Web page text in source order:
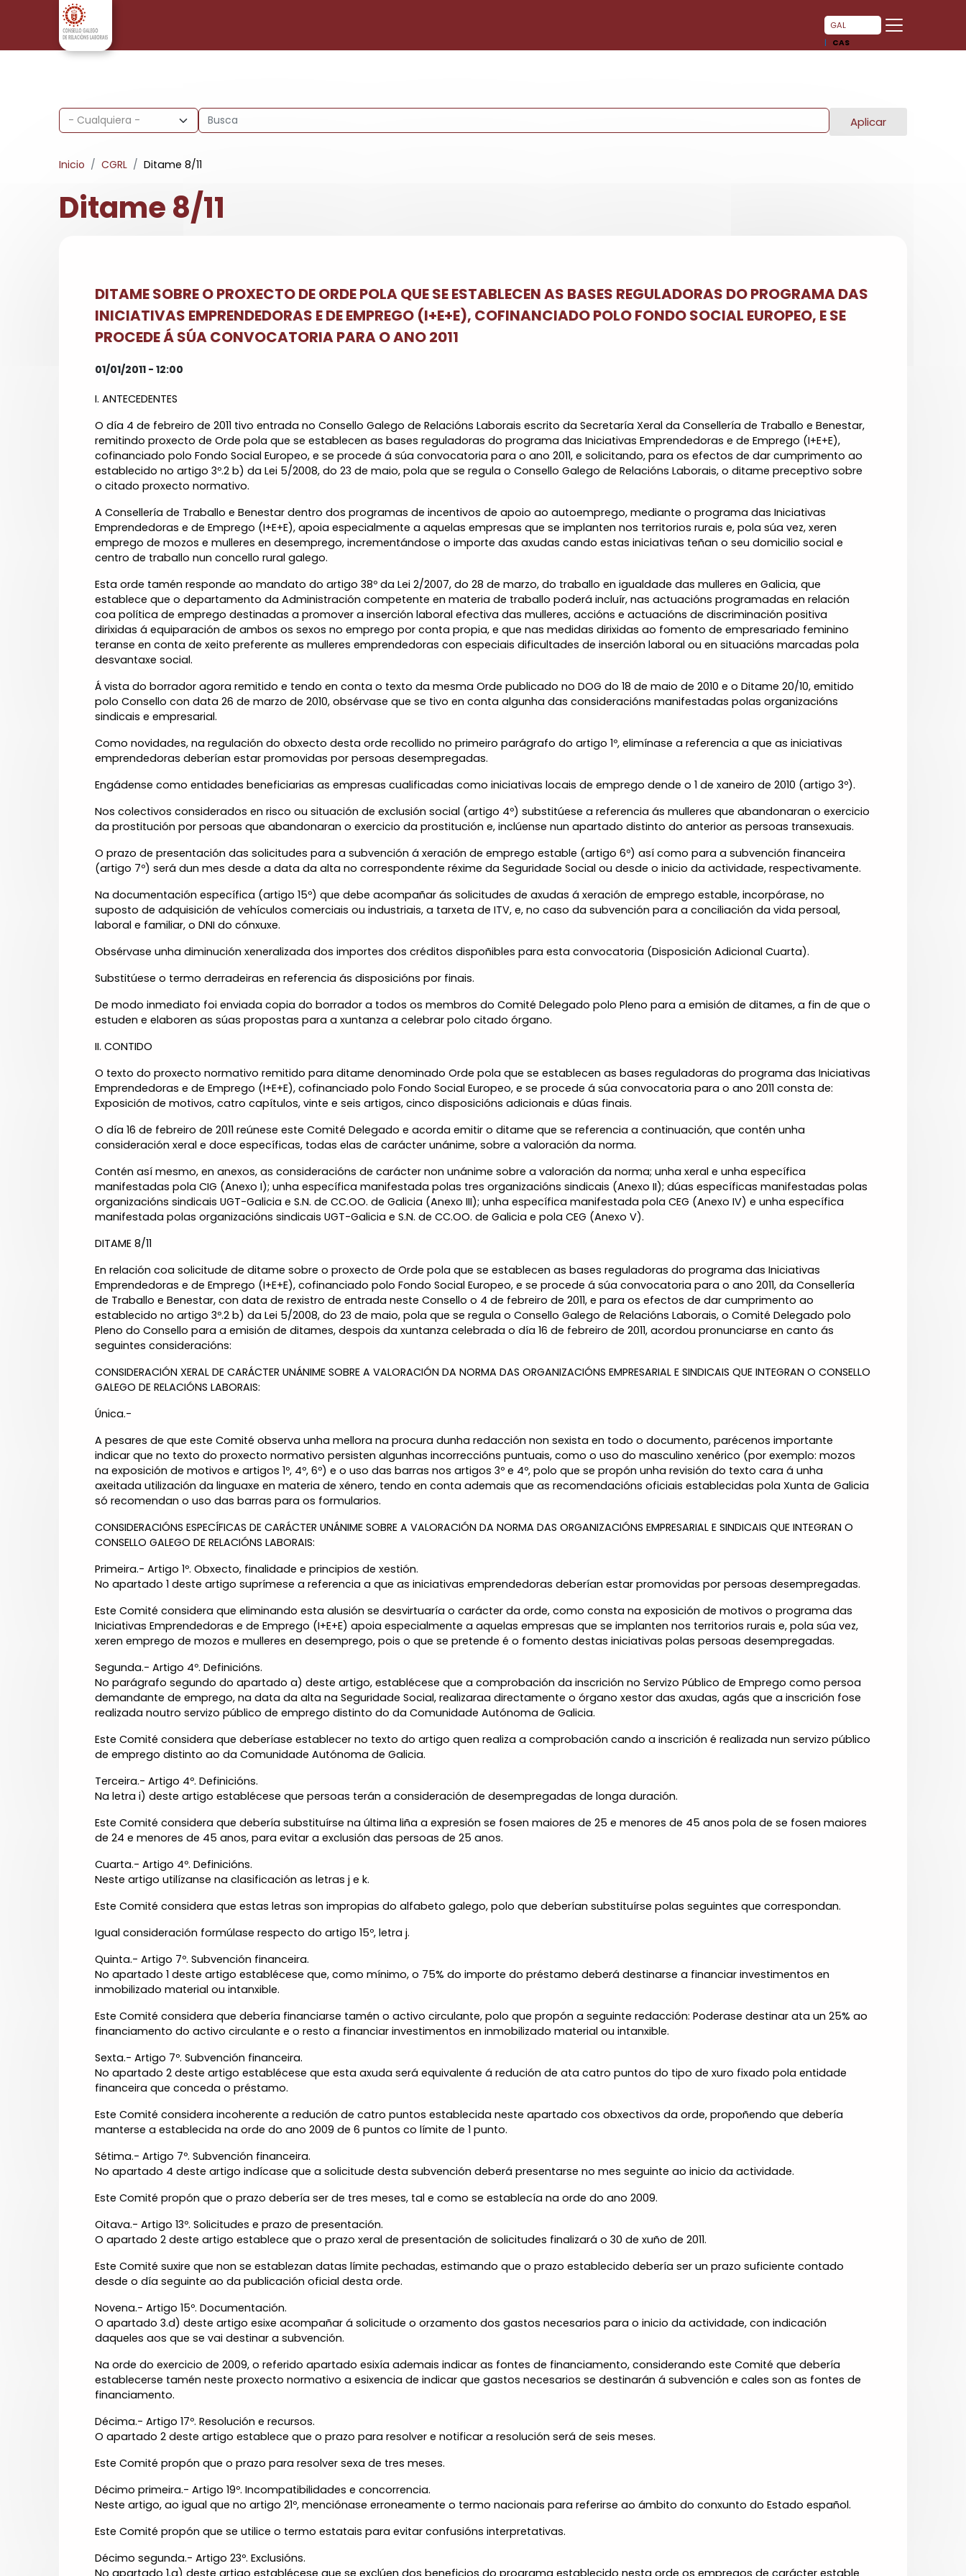
Pasar al contenido principal
GAL
CAS
Aplicar
Inicio CGRL Ditame 8/11
Ditame 8/11
DITAME SOBRE O PROXECTO DE ORDE POLA QUE SE ESTABLECEN AS BASES REGULADORAS DO PROGRAMA DAS
INICIATIVAS EMPRENDEDORAS E DE EMPREGO (I+E+E), COFINANCIADO POLO FONDO SOCIAL EUROPEO, E SE
PROCEDE Á SÚA CONVOCATORIA PARA O ANO 2011
01/01/2011 - 12:00
I. ANTECEDENTES
O día 4 de febreiro de 2011 tivo entrada no Consello Galego de Relacións Laborais escrito da Secretaría Xeral da Consellería de Traballo e Benestar,
remitindo proxecto de Orde pola que se establecen as bases reguladoras do programa das Iniciativas Emprendedoras e de Emprego (I+E+E),
cofinanciado polo Fondo Social Europeo, e se procede á súa convocatoria para o ano 2011, e solicitando, para os efectos de dar cumprimento ao
establecido no artigo 3º.2 b) da Lei 5/2008, do 23 de maio, pola que se regula o Consello Galego de Relacións Laborais, o ditame preceptivo sobre
o citado proxecto normativo.
A Consellería de Traballo e Benestar dentro dos programas de incentivos de apoio ao autoemprego, mediante o programa das Iniciativas
Emprendedoras e de Emprego (I+E+E), apoia especialmente a aquelas empresas que se implanten nos territorios rurais e, pola súa vez, xeren
emprego de mozos e mulleres en desemprego, incrementándose o importe das axudas cando estas iniciativas teñan o seu domicilio social e
centro de traballo nun concello rural galego.
Esta orde tamén responde ao mandato do artigo 38º da Lei 2/2007, do 28 de marzo, do traballo en igualdade das mulleres en Galicia, que
establece que o departamento da Administración competente en materia de traballo poderá incluír, nas actuacións programadas en relación
coa política de emprego destinadas a promover a inserción laboral efectiva das mulleres, accións e actuacións de discriminación positiva
dirixidas á equiparación de ambos os sexos no emprego por conta propia, e que nas medidas dirixidas ao fomento de empresariado feminino
teranse en conta de xeito preferente as mulleres emprendedoras con especiais dificultades de inserción laboral ou en situacións marcadas pola
desvantaxe social.
Á vista do borrador agora remitido e tendo en conta o texto da mesma Orde publicado no DOG do 18 de maio de 2010 e o Ditame 20/10, emitido
polo Consello con data 26 de marzo de 2010, obsérvase que se tivo en conta algunha das consideracións manifestadas polas organizacións
sindicais e empresarial.
Como novidades, na regulación do obxecto desta orde recollido no primeiro parágrafo do artigo 1º, elimínase a referencia a que as iniciativas
emprendedoras deberían estar promovidas por persoas desempregadas.
Engádense como entidades beneficiarias as empresas cualificadas como iniciativas locais de emprego dende o 1 de xaneiro de 2010 (artigo 3º).
Nos colectivos considerados en risco ou situación de exclusión social (artigo 4º) substitúese a referencia ás mulleres que abandonaran o exercicio
da prostitución por persoas que abandonaran o exercicio da prostitución e, inclúense nun apartado distinto do anterior as persoas transexuais.
O prazo de presentación das solicitudes para a subvención á xeración de emprego estable (artigo 6º) así como para a subvención financeira
(artigo 7º) será dun mes desde a data da alta no correspondente réxime da Seguridade Social ou desde o inicio da actividade, respectivamente.
Na documentación específica (artigo 15º) que debe acompañar ás solicitudes de axudas á xeración de emprego estable, incorpórase, no
suposto de adquisición de vehículos comerciais ou industriais, a tarxeta de ITV, e, no caso da subvención para a conciliación da vida persoal,
laboral e familiar, o DNI do cónxuxe.
Obsérvase unha diminución xeneralizada dos importes dos créditos dispoñibles para esta convocatoria (Disposición Adicional Cuarta).
Substitúese o termo derradeiras en referencia ás disposicións por finais.
De modo inmediato foi enviada copia do borrador a todos os membros do Comité Delegado polo Pleno para a emisión de ditames, a fin de que o
estuden e elaboren as súas propostas para a xuntanza a celebrar polo citado órgano.
II. CONTIDO
O texto do proxecto normativo remitido para ditame denominado Orde pola que se establecen as bases reguladoras do programa das Iniciativas
Emprendedoras e de Emprego (I+E+E), cofinanciado polo Fondo Social Europeo, e se procede á súa convocatoria para o ano 2011 consta de:
Exposición de motivos, catro capítulos, vinte e seis artigos, cinco disposicións adicionais e dúas finais.
O día 16 de febreiro de 2011 reúnese este Comité Delegado e acorda emitir o ditame que se referencia a continuación, que contén unha
consideración xeral e doce específicas, todas elas de carácter unánime, sobre a valoración da norma.
Contén así mesmo, en anexos, as consideracións de carácter non unánime sobre a valoración da norma; unha xeral e unha específica
manifestadas pola CIG (Anexo I); unha específica manifestada polas tres organizacións sindicais (Anexo II); dúas específicas manifestadas polas
organizacións sindicais UGT-Galicia e S.N. de CC.OO. de Galicia (Anexo III); unha específica manifestada pola CEG (Anexo IV) e unha específica
manifestada polas organizacións sindicais UGT-Galicia e S.N. de CC.OO. de Galicia e pola CEG (Anexo V).
DITAME 8/11
En relación coa solicitude de ditame sobre o proxecto de Orde pola que se establecen as bases reguladoras do programa das Iniciativas
Emprendedoras e de Emprego (I+E+E), cofinanciado polo Fondo Social Europeo, e se procede á súa convocatoria para o ano 2011, da Consellería
de Traballo e Benestar, con data de rexistro de entrada neste Consello o 4 de febreiro de 2011, e para os efectos de dar cumprimento ao
establecido no artigo 3º.2 b) da Lei 5/2008, do 23 de maio, pola que se regula o Consello Galego de Relacións Laborais, o Comité Delegado polo
Pleno do Consello para a emisión de ditames, despois da xuntanza celebrada o día 16 de febreiro de 2011, acordou pronunciarse en canto ás
seguintes consideracións:
CONSIDERACIÓN XERAL DE CARÁCTER UNÁNIME SOBRE A VALORACIÓN DA NORMA DAS ORGANIZACIÓNS EMPRESARIAL E SINDICAIS QUE INTEGRAN O CONSELLO
GALEGO DE RELACIÓNS LABORAIS:
Única.-
A pesares de que este Comité observa unha mellora na procura dunha redacción non sexista en todo o documento, parécenos importante
indicar que no texto do proxecto normativo persisten algunhas incorreccións puntuais, como o uso do masculino xenérico (por exemplo: mozos
na exposición de motivos e artigos 1º, 4º, 6º) e o uso das barras nos artigos 3º e 4º, polo que se propón unha revisión do texto cara á unha
axeitada utilización da linguaxe en materia de xénero, tendo en conta ademais que as recomendacións oficiais establecidas pola Xunta de Galicia
só recomendan o uso das barras para os formularios.
CONSIDERACIÓNS ESPECÍFICAS DE CARÁCTER UNÁNIME SOBRE A VALORACIÓN DA NORMA DAS ORGANIZACIÓNS EMPRESARIAL E SINDICAIS QUE INTEGRAN O
CONSELLO GALEGO DE RELACIÓNS LABORAIS:
Primeira.- Artigo 1º. Obxecto, finalidade e principios de xestión.
No apartado 1 deste artigo suprímese a referencia a que as iniciativas emprendedoras deberían estar promovidas por persoas desempregadas.
Este Comité considera que eliminando esta alusión se desvirtuaría o carácter da orde, como consta na exposición de motivos o programa das
Iniciativas Emprendedoras e de Emprego (I+E+E) apoia especialmente a aquelas empresas que se implanten nos territorios rurais e, pola súa vez,
xeren emprego de mozos e mulleres en desemprego, pois o que se pretende é o fomento destas iniciativas polas persoas desempregadas.
Segunda.- Artigo 4º. Definicións.
No parágrafo segundo do apartado a) deste artigo, establécese que a comprobación da inscrición no Servizo Público de Emprego como persoa
demandante de emprego, na data da alta na Seguridade Social, realizaraa directamente o órgano xestor das axudas, agás que a inscrición fose
realizada noutro servizo público de emprego distinto do da Comunidade Autónoma de Galicia.
Este Comité considera que deberíase establecer no texto do artigo quen realiza a comprobación cando a inscrición é realizada nun servizo público
de emprego distinto ao da Comunidade Autónoma de Galicia.
Terceira.- Artigo 4º. Definicións.
Na letra i) deste artigo establécese que persoas terán a consideración de desempregadas de longa duración.
Este Comité considera que debería substituírse na última liña a expresión se fosen maiores de 25 e menores de 45 anos pola de se fosen maiores
de 24 e menores de 45 anos, para evitar a exclusión das persoas de 25 anos.
Cuarta.- Artigo 4º. Definicións.
Neste artigo utilízanse na clasificación as letras j e k.
Este Comité considera que estas letras son impropias do alfabeto galego, polo que deberían substituírse polas seguintes que correspondan.
Igual consideración formúlase respecto do artigo 15º, letra j.
Quinta.- Artigo 7º. Subvención financeira.
No apartado 1 deste artigo establécese que, como mínimo, o 75% do importe do préstamo deberá destinarse a financiar investimentos en
inmobilizado material ou intanxible.
Este Comité considera que debería financiarse tamén o activo circulante, polo que propón a seguinte redacción: Poderase destinar ata un 25% ao
financiamento do activo circulante e o resto a financiar investimentos en inmobilizado material ou intanxible.
Sexta.- Artigo 7º. Subvención financeira.
No apartado 2 deste artigo establécese que esta axuda será equivalente á redución de ata catro puntos do tipo de xuro fixado pola entidade
financeira que conceda o préstamo.
Este Comité considera incoherente a redución de catro puntos establecida neste apartado cos obxectivos da orde, propoñendo que debería
manterse a establecida na orde do ano 2009 de 6 puntos co límite de 1 punto.
Sétima.- Artigo 7º. Subvención financeira.
No apartado 4 deste artigo indícase que a solicitude desta subvención deberá presentarse no mes seguinte ao inicio da actividade.
Este Comité propón que o prazo debería ser de tres meses, tal e como se establecía na orde do ano 2009.
Oitava.- Artigo 13º. Solicitudes e prazo de presentación.
O apartado 2 deste artigo establece que o prazo xeral de presentación de solicitudes finalizará o 30 de xuño de 2011.
Este Comité suxire que non se establezan datas límite pechadas, estimando que o prazo establecido debería ser un prazo suficiente contado
desde o día seguinte ao da publicación oficial desta orde.
Novena.- Artigo 15º. Documentación.
O apartado 3.d) deste artigo esixe acompañar á solicitude o orzamento dos gastos necesarios para o inicio da actividade, con indicación
daqueles aos que se vai destinar a subvención.
Na orde do exercicio de 2009, o referido apartado esixía ademais indicar as fontes de financiamento, considerando este Comité que debería
establecerse tamén neste proxecto normativo a esixencia de indicar que gastos necesarios se destinarán á subvención e cales son as fontes de
financiamento.
Décima.- Artigo 17º. Resolución e recursos.
O apartado 2 deste artigo establece que o prazo para resolver e notificar a resolución será de seis meses.
Este Comité propón que o prazo para resolver sexa de tres meses.
Décimo primeira.- Artigo 19º. Incompatibilidades e concorrencia.
Neste artigo, ao igual que no artigo 21º, menciónase erroneamente o termo nacionais para referirse ao ámbito do conxunto do Estado español.
Este Comité propón que se utilice o termo estatais para evitar confusións interpretativas.
Décimo segunda.- Artigo 23º. Exclusións.